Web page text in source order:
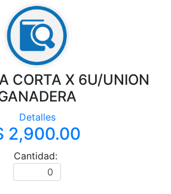
CORTA X 6U/UNION
Detalles
2,900.00
Cantidad: